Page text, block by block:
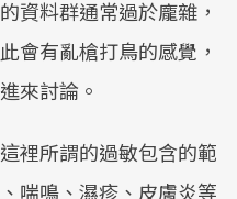
資料群通常過於龐雜，
會有亂槍打鳥的感覺，
來討論。
裡所謂的過敏包含的範
喘鳴、濕疹、皮膚炎等